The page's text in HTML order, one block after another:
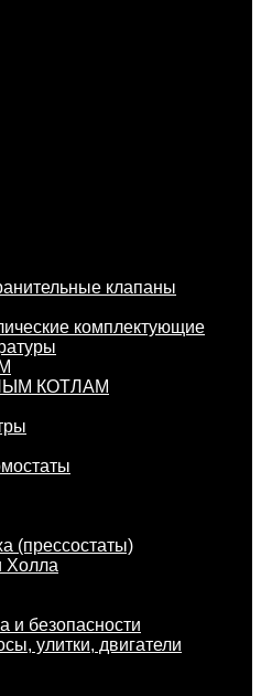
клапаны
комплектующие
КОТЛАМ
(прессостаты)
Холла
и безопасности
улитки, двигатели